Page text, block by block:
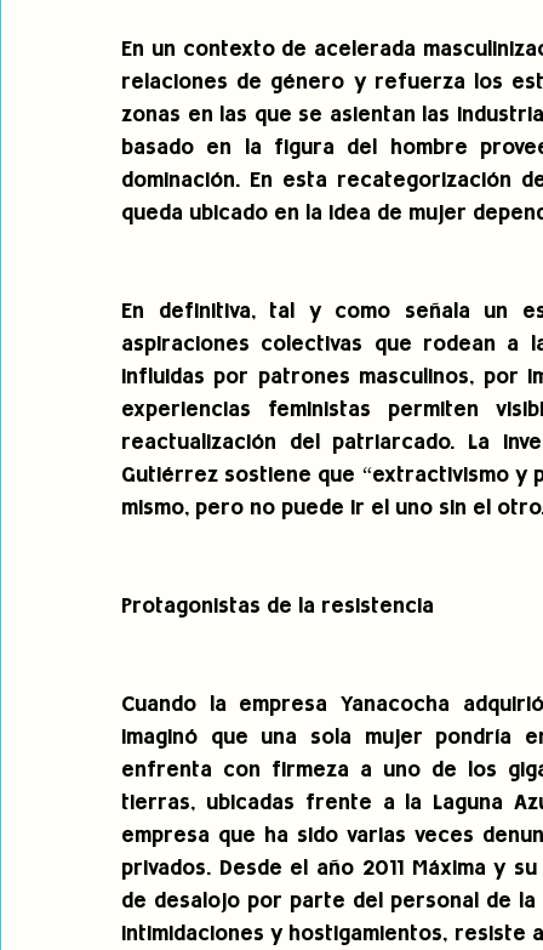
En un contexto de acelerada
relaciones de género y refuerza los
zonas en las que se asientan las
basado en la figura del hombre
dominación. En esta recategorización
queda ubicado en la idea de mujer
En definitiva, tal y como señala un
aspiraciones colectivas que rodean a
influidas por patrones masculinos, por
experiencias feministas permiten
reactualización del patriarcado. La
Gutiérrez sostiene que “extractivismo y
mismo, pero no puede ir el uno sin el
Protagonistas de la resistencia
Cuando la empresa Yanacocha
imaginó que una sola mujer pondría
enfrenta con firmeza a uno de los
tierras, ubicadas frente a la Laguna
empresa que ha sido varias veces
privados. Desde el año 2011 Máxima y
de desalojo por parte del personal de
intimidaciones y hostigamientos, resiste